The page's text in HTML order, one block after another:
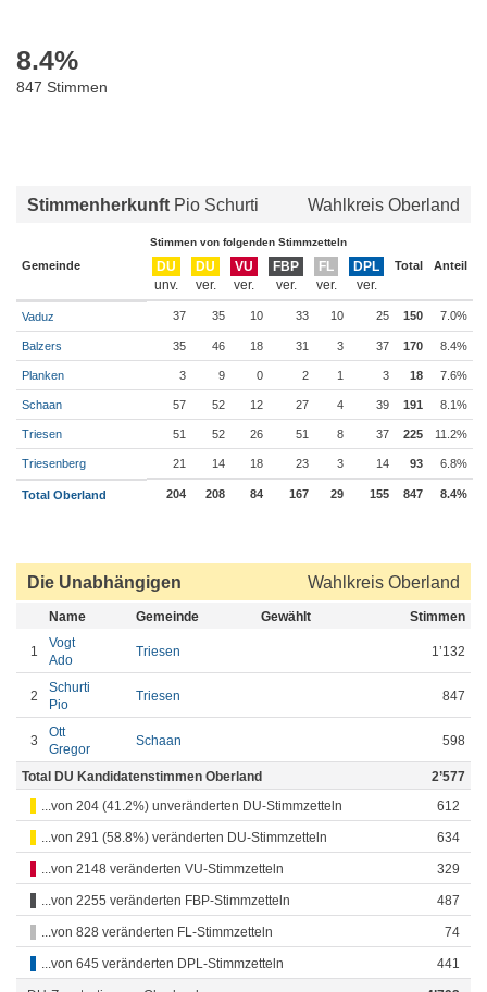
8.4%
847 Stimmen
Stimmenherkunft Pio Schurti Wahlkreis Oberland
Stimmen von folgenden Stimmzetteln
Gemeinde DU DU VU FBP FL DPL Total Anteil
Vaduz 37 35 10 33 10 25 150 7.0%
Balzers 35 46 18 31 3 37 170 8.4%
Planken 3 9 0 2 1 3 18 7.6%
Schaan 57 52 12 27 4 39 191 8.1%
Triesen 51 52 26 51 8 37 225 11.2%
Triesenberg 21 14 18 23 3 14 93 6.8%
Total Oberland 204 208 84 167 29 155 847 8.4%
Die Unabhängigen Wahlkreis Oberland
Name Gemeinde Gewählt Stimmen
1
Vogt
Ado
Triesen 1’132
2
Schurti
Pio
Triesen 847
3
Ott
Gregor
Schaan 598
Total DU Kandidatenstimmen Oberland
2’577
...von 204 (41.2%) unveränderten DU-Stimmzetteln
612
...von 291 (58.8%) veränderten DU-Stimmzetteln 634
...von 2148 veränderten VU-Stimmzetteln 329
...von 2255 veränderten FBP-Stimmzetteln 487
...von 828 veränderten FL-Stimmzetteln 74
...von 645 veränderten DPL-Stimmzetteln 441